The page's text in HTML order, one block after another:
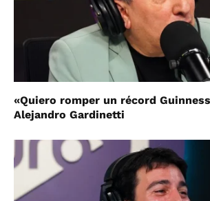
«Quiero romper un récord
Alejandro Gardinetti